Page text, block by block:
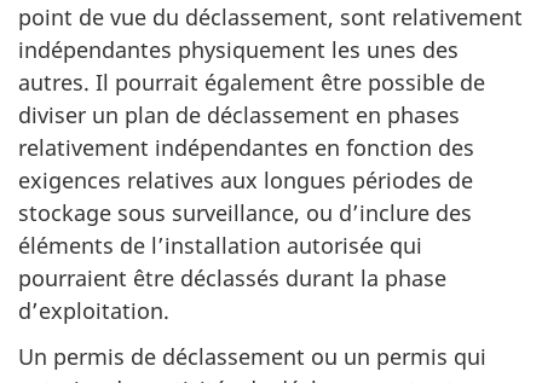
point de vue du déclassement, sont relativement
indépendantes physiquement les unes des
autres. Il pourrait également être possible de
diviser un plan de déclassement en phases
relativement indépendantes en fonction des
exigences relatives aux longues périodes de
stockage sous surveillance, ou d’inclure des
éléments de l’installation autorisée qui
pourraient être déclassés durant la phase
d’exploitation.
Un permis de déclassement ou un permis qui